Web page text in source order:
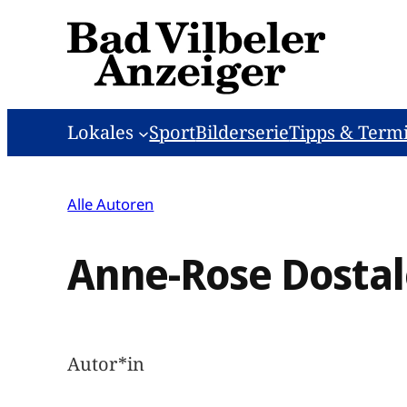
Lokales SportBilderserieTipps &
Alle Autoren
Anne-Rose
Autor*in